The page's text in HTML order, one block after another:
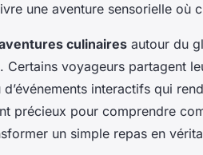
une aventure sensorielle où
culinaires autour du
Certains voyageurs partagent
interactifs qui
précieux pour comprendre
un simple repas en